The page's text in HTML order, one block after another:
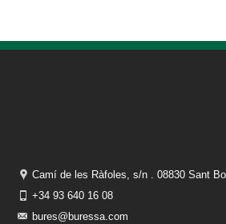
Camí de les Ràfoles, s/n . 08830 Sant
+34 93 640 16 08
bures@buressa.com